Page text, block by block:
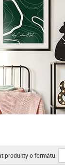
produkty o formátu: